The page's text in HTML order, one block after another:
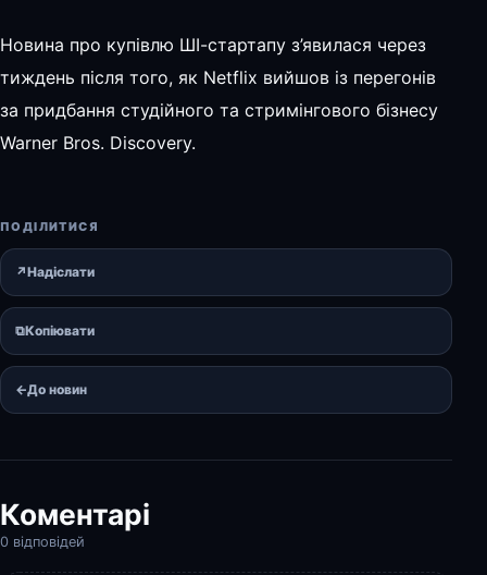
Новина про купівлю ШІ-стартапу з’явилася через
тиждень після того, як Netflix вийшов із перегонів
за придбання студійного та стримінгового бізнесу
Warner Bros. Discovery.
ПОДІЛИТИСЯ
↗Надіслати
⧉Копіювати
←До новин
Коментарі
0 відповідей